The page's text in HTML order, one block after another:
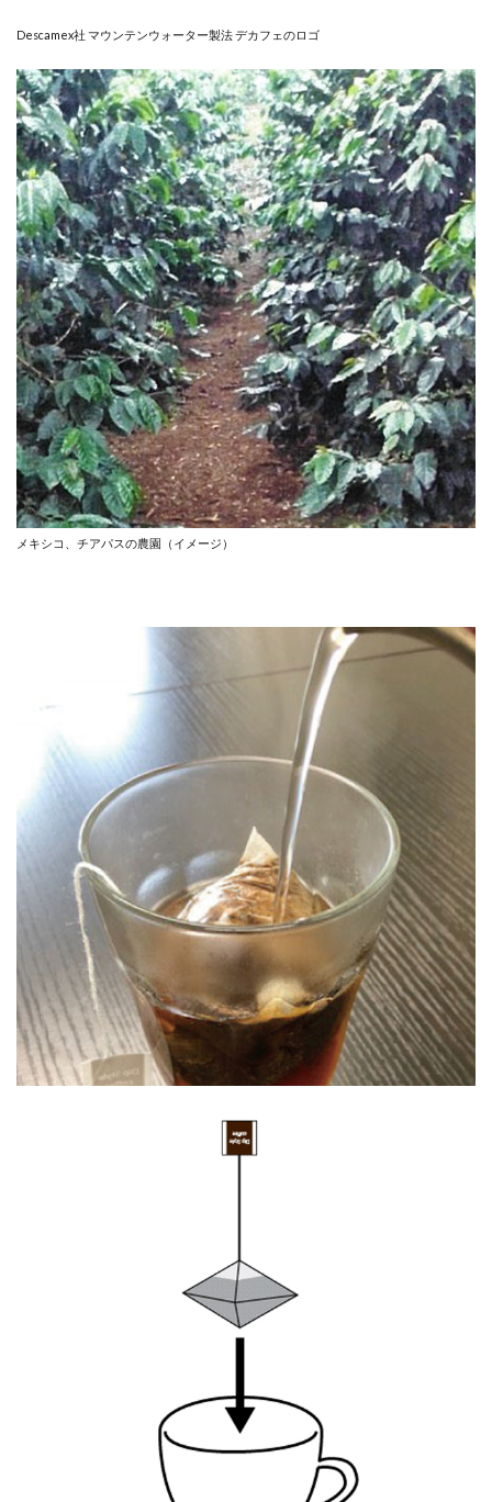
Descamex社 マウンテンウォーター製法 デカフェのロゴ
メキシコ、チアパスの農園（イメージ）